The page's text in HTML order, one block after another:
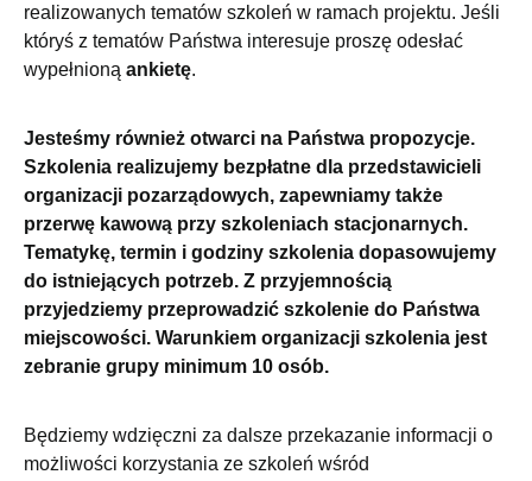
realizowanych tematów szkoleń w ramach projektu. Jeśli
któryś z tematów Państwa interesuje proszę odesłać
wypełnioną ankietę.
Jesteśmy również otwarci na Państwa propozycje.
Szkolenia realizujemy bezpłatne dla przedstawicieli
organizacji pozarządowych, zapewniamy także
przerwę kawową przy szkoleniach stacjonarnych.
Tematykę, termin i godziny szkolenia dopasowujemy
do istniejących potrzeb. Z przyjemnością
przyjedziemy przeprowadzić szkolenie do Państwa
miejscowości. Warunkiem organizacji szkolenia jest
zebranie grupy minimum 10 osób.
Będziemy wdzięczni za dalsze przekazanie informacji o
możliwości korzystania ze szkoleń wśród